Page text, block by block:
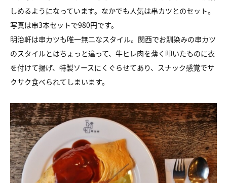
しめるようになっています。なかでも人気は串カツとのセット。
写真は串3本セットで980円です。
明治軒は串カツも唯一無二なスタイル。関西でお馴染みの串カツ
のスタイルとはちょっと違って、牛ヒレ肉を薄く叩いたものに衣
を付けて揚げ、特製ソースにくぐらせてあり、スナック感覚でサ
クサク食べられてしまいます。